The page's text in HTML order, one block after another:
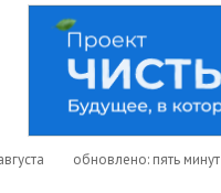
обновлено: пять